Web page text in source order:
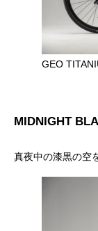
GEO
MIDNIGHT
真夜中の漆黒の空